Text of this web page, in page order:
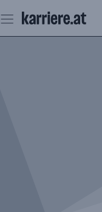
Seiteninhalt
springen